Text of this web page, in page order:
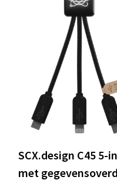
SCX.design C45 5-
met